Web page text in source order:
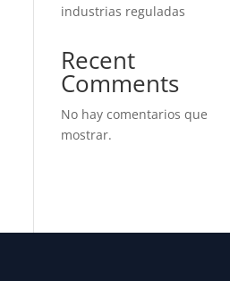
industrias reguladas
Recent
Comments
No hay comentarios que
mostrar.